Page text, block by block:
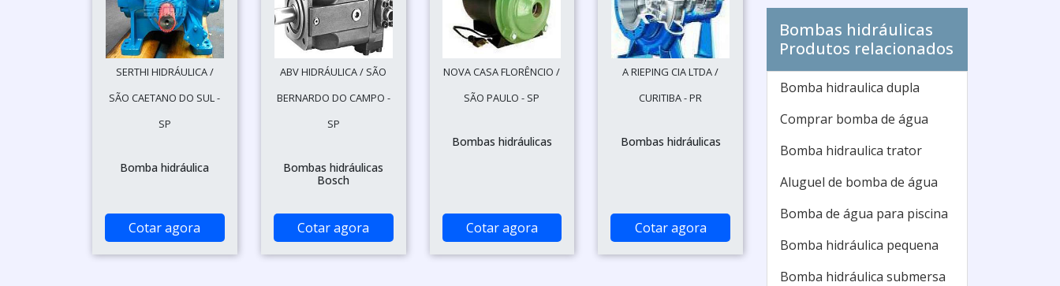
SERTHI HIDRÁULICA /
SÃO CAETANO DO SUL -
SP
Bomba hidráulica
Cotar agora
ABV HIDRÁULICA / SÃO
BERNARDO DO CAMPO -
SP
Bombas hidráulicas
Bosch
Cotar agora
NOVA CASA FLORÊNCIO /
SÃO PAULO - SP
Bombas hidráulicas
Cotar agora
A RIEPING CIA LTDA /
CURITIBA - PR
Bombas hidráulicas
Cotar agora
Bombas hidráulicas
Produtos relacionados
Bomba hidraulica dupla
Comprar bomba de água
Bomba hidraulica trator
Aluguel de bomba de água
Bomba de água para piscina
Bomba hidráulica pequena
Bomba hidráulica submersa